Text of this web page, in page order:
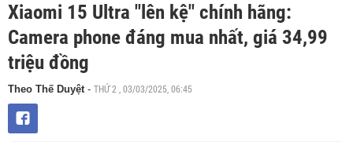
Xiaomi 15 Ultra "lên kệ" chính hãng:
Camera phone đáng mua nhất, giá 34,99
triệu đồng
Theo Thế Duyệt - THỨ 2 , 03/03/2025, 06:45